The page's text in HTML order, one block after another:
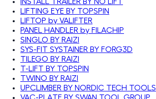
LIFTING EYE BY TOPSPIN
LIFTOP by VALIFTER
PANEL HANDLER by FILACHIP
SINGLO BY RAIZI
SYS-FIT SYSTAINER BY FORG3D
TILEGO BY RAIZI
T-LIFT BY TOPSPIN
TWINO BY RAIZI
UPCLIMBER BY NORDIC TECH TOOLS